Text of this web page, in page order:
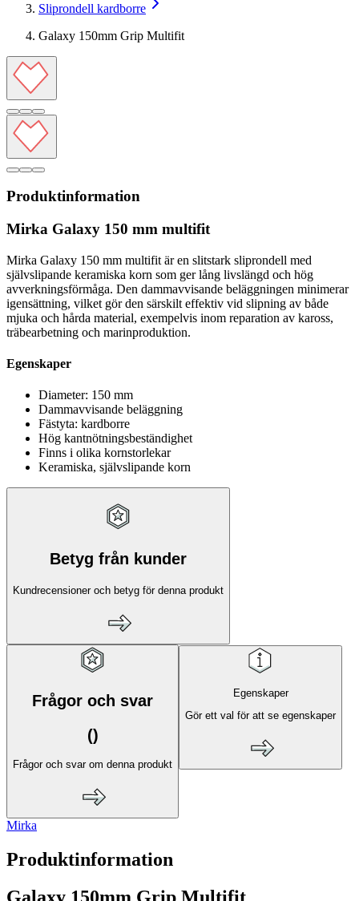
Sliprondell kardborre
Galaxy 150mm Grip Multifit
Produktinformation
Mirka Galaxy 150 mm multifit
Mirka Galaxy 150 mm multifit är en slitstark sliprondell med
självslipande keramiska korn som ger lång livslängd och hög
avverkningsförmåga. Den dammavvisande beläggningen minimerar
igensättning, vilket gör den särskilt effektiv vid slipning av både
mjuka och hårda material, exempelvis inom reparation av kaross,
träbearbetning och marinproduktion.
Egenskaper
Diameter: 150 mm
Dammavvisande beläggning
Fästyta: kardborre
Hög kantnötningsbeständighet
Finns i olika kornstorlekar
Keramiska, självslipande korn
Betyg från kunder
Kundrecensioner och betyg för denna produkt
Frågor och svar
()
Frågor och svar om denna produkt
Egenskaper
Gör ett val för att se egenskaper
Mirka
Produktinformation